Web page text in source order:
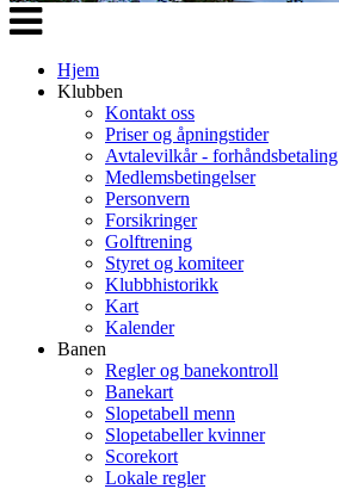
Veksle
navigasjon
Hjem
Klubben
Kontakt oss
Priser og åpningstider
Avtalevilkår - forhåndsbetaling
Medlemsbetingelser
Personvern
Forsikringer
Golftrening
Styret og komiteer
Klubbhistorikk
Kart
Kalender
Banen
Regler og banekontroll
Banekart
Slopetabell menn
Slopetabeller kvinner
Scorekort
Lokale regler